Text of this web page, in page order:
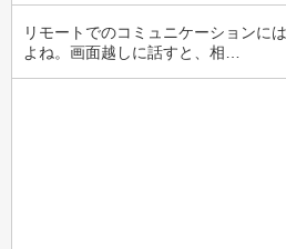
リモートでのコミュニケーションに
よね。画面越しに話すと、相…